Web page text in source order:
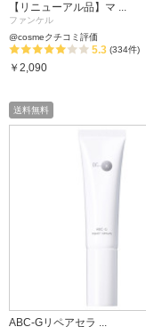
【リニューアル品】マ ...
ファンケル
@cosmeクチコミ評価
5.3 (334件)
￥2,090
送料無料
ABC-Gリペアセラ ...